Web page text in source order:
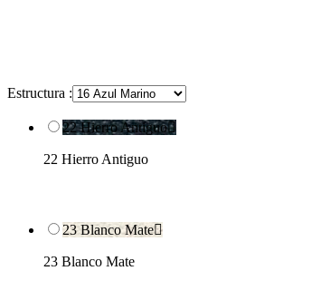
Estructura :
22 Hierro Antiguo
22 Hierro Antiguo
23 Blanco Mate
23 Blanco Mate